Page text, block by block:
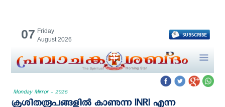
07 Friday
August 2026
Monday Mirror - 2026